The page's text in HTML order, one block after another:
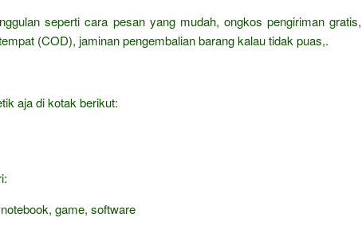
seperti cara pesan yang mudah, ongkos pengiriman gratis,
(COD), jaminan pengembalian barang kalau tidak puas,.
aja di kotak berikut:
game, software